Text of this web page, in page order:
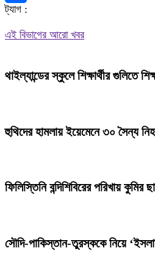
Share
ট্যাগ :
এই বিভাগের আরো খবর
থাইল্যান্ডের স্কুলে শিক্ষার্থীর গুলিতে
হুথিদের হামলায় ইয়েমেনে ৩০ সৈন্য
ফিলিস্তিনি বন্দিশিবিরের পরিখায়
সৌদি-পাকিস্তান-তুরস্ককে নিয়ে